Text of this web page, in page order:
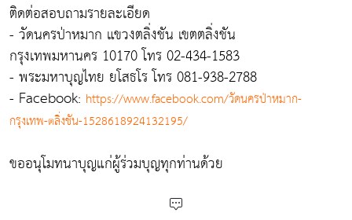
ติดต่อสอบถามรายละเอียด
- วัดนครป่าหมาก แขวงตลิ่งชัน เขตตลิ่งชัน
กรุงเทพมหานคร 10170 โทร 02-434-1583
- พระมหาบุญไทย ยโสธโร โทร 081-938-2788
- Facebook: https://www.facebook.com/วัดนครป่าหมาก-
กรุงเทพ-ตลิ่งชัน-1528618924132195/
ขออนุโมทนาบุญแก่ผู้ร่วมบุญทุกท่านด้วย